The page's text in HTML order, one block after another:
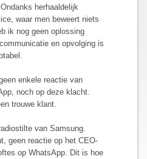
herhaaldelijk
waar men beweert niets
ik nog geen oplossing
en opvolging is
enkele reactie van
noch op deze klacht.
trouwe klant.
van Samsung.
geen reactie op het CEO-
op WhatsApp. Dit is hoe